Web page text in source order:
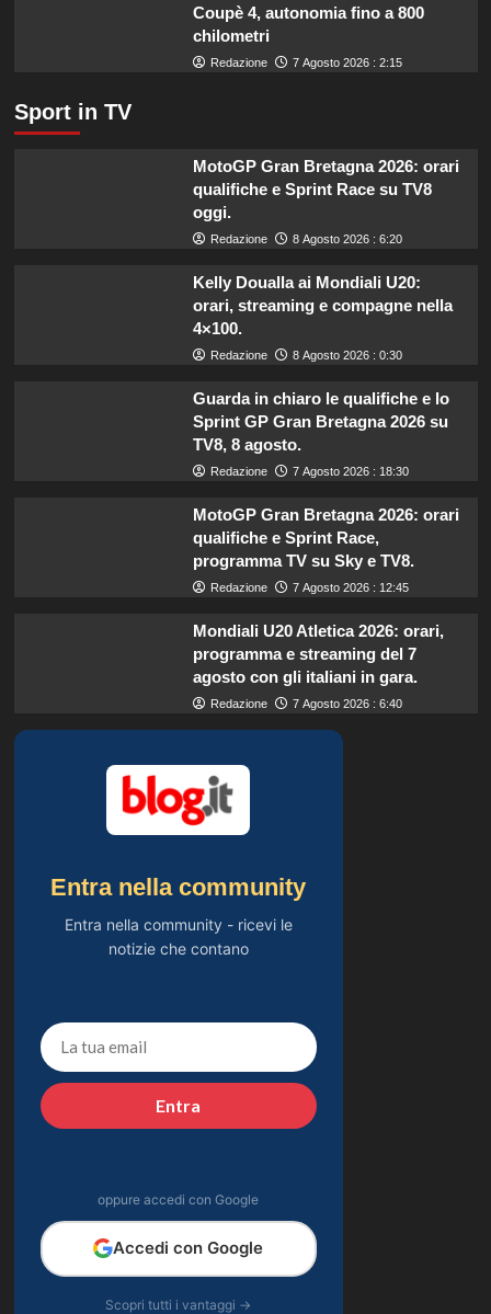
Coupè 4, autonomia fino a 800
chilometri
Redazione 7 Agosto 2026 : 2:15
Sport in TV
MotoGP Gran Bretagna 2026: orari
qualifiche e Sprint Race su TV8
oggi.
Redazione 8 Agosto 2026 : 6:20
Kelly Doualla ai Mondiali U20:
orari, streaming e compagne nella
4×100.
Redazione 8 Agosto 2026 : 0:30
Guarda in chiaro le qualifiche e lo
Sprint GP Gran Bretagna 2026 su
TV8, 8 agosto.
Redazione 7 Agosto 2026 : 18:30
MotoGP Gran Bretagna 2026: orari
qualifiche e Sprint Race,
programma TV su Sky e TV8.
Redazione 7 Agosto 2026 : 12:45
Mondiali U20 Atletica 2026: orari,
programma e streaming del 7
agosto con gli italiani in gara.
Redazione 7 Agosto 2026 : 6:40
Entra nella community
Entra nella community - ricevi le
notizie che contano
Entra
oppure accedi con Google
Accedi con Google
Scopri tutti i vantaggi →